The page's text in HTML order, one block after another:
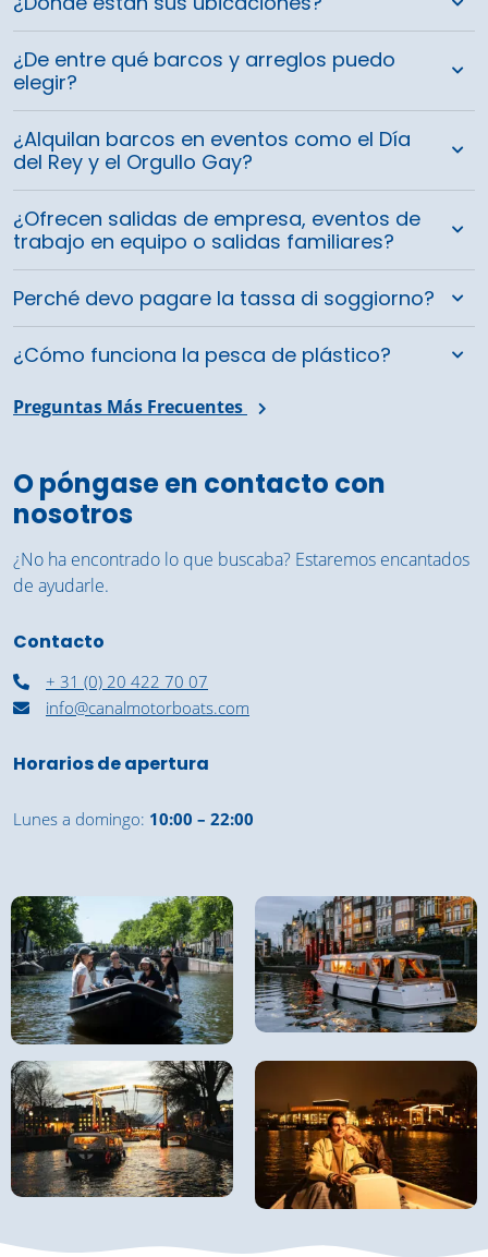
¿De entre qué barcos y arreglos puedo
elegir?
¿Alquilan barcos en eventos como el Día
del Rey y el Orgullo Gay?
¿Ofrecen salidas de empresa, eventos de
trabajo en equipo o salidas familiares?
Perché devo pagare la tassa di soggiorno?
¿Cómo funciona la pesca de plástico?
Preguntas Más Frecuentes
O póngase en contacto con
nosotros
¿No ha encontrado lo que buscaba? Estaremos encantados
de ayudarle.
Contacto
+ 31 (0) 20 422 70 07
info@canalmotorboats.com
Horarios de apertura
Lunes a domingo: 10:00 – 22:00